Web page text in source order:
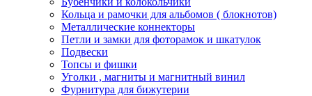
Кольца и рамочки для альбомов ( блокнотов)
Металлические коннекторы
Петли и замки для фоторамок и шкатулок
Подвески
Топсы и фишки
Уголки , магниты и магнитный винил
Фурнитура для бижутерии